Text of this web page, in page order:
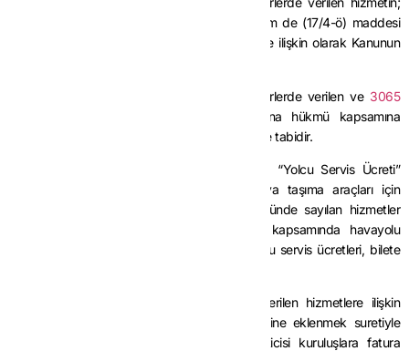
n hem (13/b) maddesi hem de (17/4-ö) maddesi
kapsamında istisna olması halinde, bu hizmete ilişkin olarak Kanunun
Liman ve hava meydanı olarak belirlenen yerlerde verilen ve 3065
yer alan herhangi bir istisna hükmü kapsamına
girmeyen hizmetler genel esaslara göre KDV’ye tabidir.
Hava meydanı işleticisi kuruluşlar tarafından, “Yolcu Servis Ücreti”
kapsamında yolculara verilen hizmetler, hava taşıma araçları için
seyrüsefere ilişkin Tebliğin (II/B-2.1.3.) bölümünde sayılan hizmetler
kapsamında KDV’den istisnadır. Bu istisna kapsamında havayolu
şirketlerinin bilet bedelleri içinde yer alan yolcu servis ücretleri, bilete
Ayrıca, “Yolcu Servis Ücreti” kapsamında verilen hizmetlere ilişkin
tutarların havayolu şirketlerince bilet bedellerine eklenmek suretiyle
yolculardan tahsil edilip hava meydanı işleticisi kuruluşlara fatura